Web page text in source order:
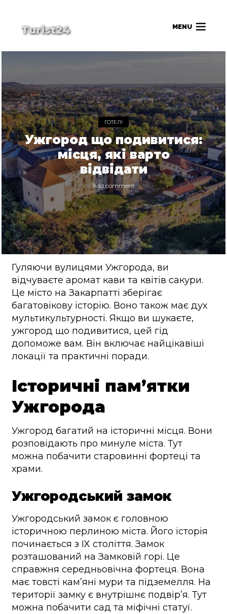
Turist24 MENU
ГОТЕЛІ
Ужгород що подивитися:
місця, які варто
відвідати
Add comment
Гуляючи вулицями Ужгорода, ви
відчуваєте аромат кави та квітів сакури.
Це місто на Закарпатті зберігає
багатовікову історію. Воно також має дух
мультикультурності. Якщо ви шукаєте,
ужгород що подивитися, цей гід
допоможе вам. Він включає найцікавіші
локації та практичні поради.
Історичні пам’ятки
Ужгорода
Ужгород багатий на історичні місця. Вони
розповідають про минуле міста. Тут
можна побачити старовинні фортеці та
храми.
Ужгородський замок
Ужгородський замок є головною
історичною перлиною міста. Його історія
починається з IX століття. Замок
розташований на Замковій горі. Це
справжня середньовічна фортеця. Вона
має товсті кам’яні мури та підземелля. На
території замку є внутрішнє подвір’я. Тут
можна побачити сад та міфічні статуї.